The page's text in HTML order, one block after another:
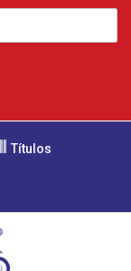
Títulos